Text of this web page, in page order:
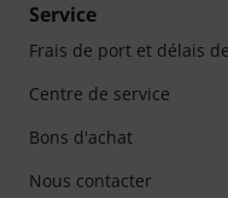
Service
Frais de port et délais
Centre de service
Bons d'achat
Nous contacter